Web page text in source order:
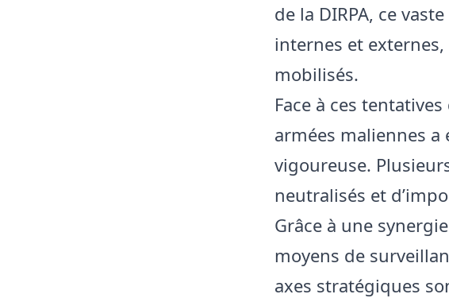
de la DIRPA, ce
internes et
mobilisés.
Face à ces
armées maliennes a
vigoureuse.
neutralisés et
Grâce à une
moyens de
axes stratégiques